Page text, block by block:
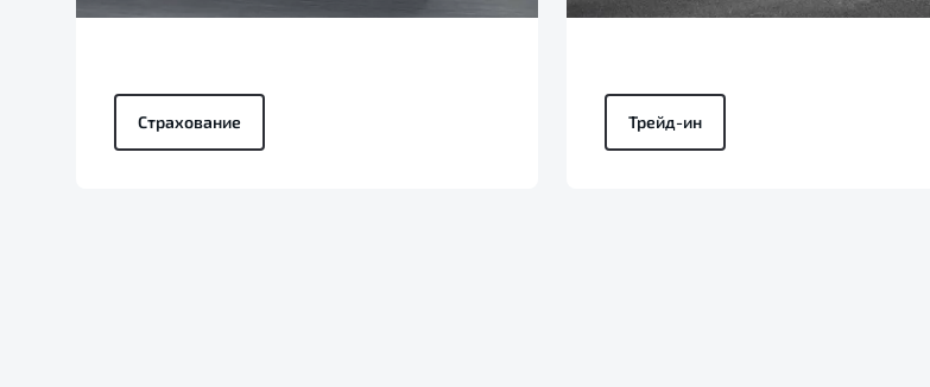
Страхование Трейд-ин